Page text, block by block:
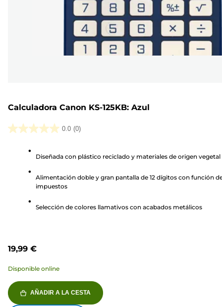
Calculadora Canon KS-125KB: Azul
0.0 (0)
0.0
estrellas.
Diseñada con plástico reciclado y materiales de origen vegetal
Alimentación doble y gran pantalla de 12 dígitos con función
impuestos
Selección de colores llamativos con acabados metálicos
19,99 €
Disponible online
AÑADIR A LA CESTA